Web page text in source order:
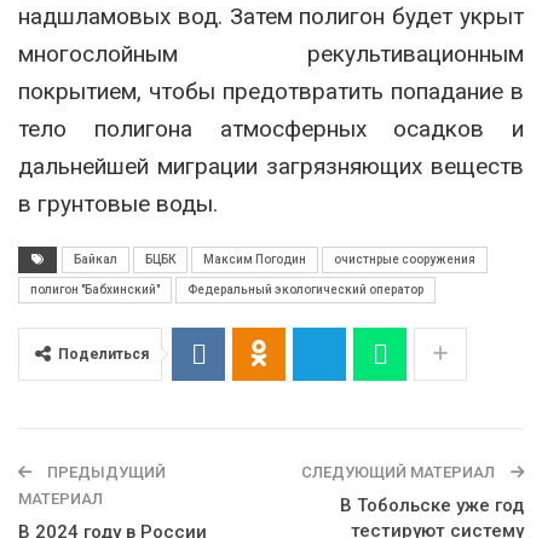
надшламовых вод. Затем полигон будет укрыт
многослойным рекультивационным
покрытием, чтобы предотвратить попадание в
тело полигона атмосферных осадков и
дальнейшей миграции загрязняющих веществ
в грунтовые воды.
Байкал БЦБК Максим Погодин очистнрые сооружения
полигон "Бабхинский" Федеральный экологический оператор
Поделиться
ПРЕДЫДУЩИЙ
МАТЕРИАЛ
В 2024 году в России
СЛЕДУЮЩИЙ МАТЕРИАЛ
В Тобольске уже год
тестируют систему